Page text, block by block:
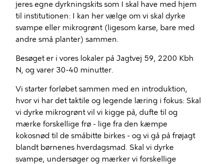
jeres egne dyrkningskits som I skal have med hjem
til institutionen: I kan her vælge om vi skal dyrke
svampe eller mikrogrønt (ligesom karse, bare med
andre små planter) sammen.
Besøget er i vores lokaler på Jagtvej 59, 2200 Kbh
N, og varer 30-40 minutter.
Vi starter forløbet sammen med en introduktion,
hvor vi har det taktile og legende læring i fokus: Skal
vi dyrke mikrogrønt vil vi kigge på, dufte til og
mærke forskellige frø - lige fra den kæmpe
kokosnød til de småbitte birkes - og vi gå på frøjagt
blandt børnenes hverdagsmad. Skal vi dyrke
svampe, undersøger og mærker vi forskellige